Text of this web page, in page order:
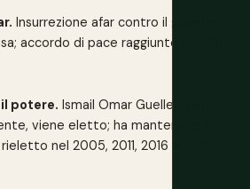
Insurrezione afar contro il governo
accordo di pace raggiunto nel 2001.
potere. Ismail Omar Guelleh, nipote
viene eletto; ha mantenuto il
nel 2005, 2011, 2016 e 2021.